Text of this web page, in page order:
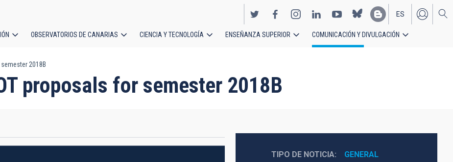
EN
ES
OBSERVATORIOS DE CANARIAS CIENCIA Y TECNOLOGÍA ENSEÑANZA SUPERIOR COMUNICACIÓN Y DIVULGACIÓN
2018B
proposals for semester 2018B
TIPO DE NOTICIA
GENERAL